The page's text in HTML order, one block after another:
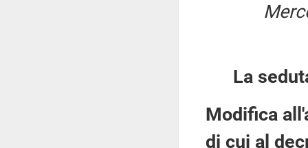
La
Modifica
di cui al